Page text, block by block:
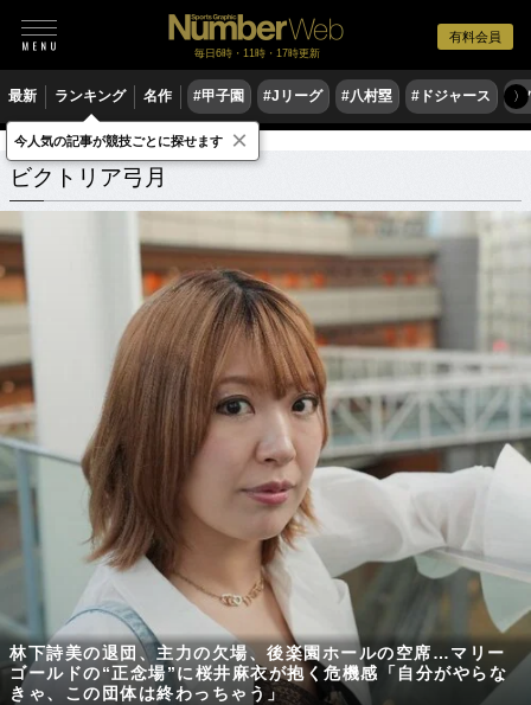
有料会員
毎日6時・11時・17時更新
最新 ランキング 名作 #甲子園 #Jリーグ #八村塁 #ドジャース #
〉
ビクトリア弓月 関連記事
ビクトリア弓月
林下詩美の退団、主力の欠場、後楽園ホールの空席…マリー
ゴールドの“正念場”に桜井麻衣が抱く危機感「自分がやらな
きゃ、この団体は終わっちゃう」
今人気の記事が競技ごとに探せます ×